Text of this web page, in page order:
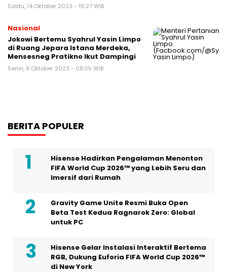
Sabtu, 14 Oktober 2023 - 16:27 WIB
Nasional
Jokowi Bertemu Syahrul Yasin Limpo
di Ruang Jepara Istana Merdeka,
Mensesneg Pratikno Ikut Dampingi
Senin, 9 Oktober 2023 - 08:05 WIB
BERITA POPULER
Hisense Hadirkan Pengalaman Menonton
FIFA World Cup 2026™ yang Lebih Seru dan
Imersif dari Rumah
Gravity Game Unite Resmi Buka Open
Beta Test Kedua Ragnarok Zero: Global
untuk PC
Hisense Gelar Instalasi Interaktif Bertema
RGB, Dukung Euforia FIFA World Cup 2026™
di New York